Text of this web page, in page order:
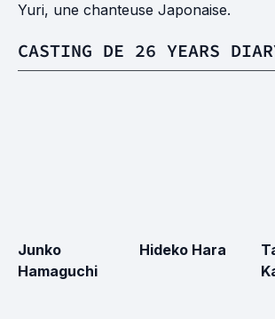
Yuri, une chanteuse Japonaise.
CASTING DE 26 YEARS
Junko
Hamaguchi
Hideko Hara